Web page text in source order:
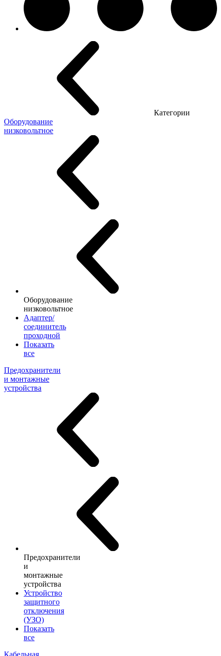
Категории
Оборудование
низковольтное
Оборудование
низковольтное
Адаптер/
соединитель
проходной
Показать
все
Предохранители
и монтажные
устройства
Предохранители
и
монтажные
устройства
Устройство
защитного
отключения
(УЗО)
Показать
все